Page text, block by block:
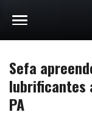
Sefa
lubrificantes
PA